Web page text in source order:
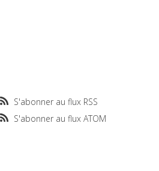
S'abonner au flux RSS
S'abonner au flux ATOM